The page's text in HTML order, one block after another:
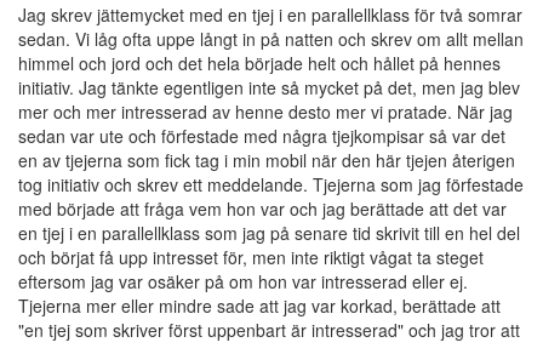
Jag skrev jättemycket med en tjej i en parallellklass för två somrar
sedan. Vi låg ofta uppe långt in på natten och skrev om allt mellan
himmel och jord och det hela började helt och hållet på hennes
initiativ. Jag tänkte egentligen inte så mycket på det, men jag blev
mer och mer intresserad av henne desto mer vi pratade. När jag
sedan var ute och förfestade med några tjejkompisar så var det
en av tjejerna som fick tag i min mobil när den här tjejen återigen
tog initiativ och skrev ett meddelande. Tjejerna som jag förfestade
med började att fråga vem hon var och jag berättade att det var
en tjej i en parallellklass som jag på senare tid skrivit till en hel del
och börjat få upp intresset för, men inte riktigt vågat ta steget
eftersom jag var osäker på om hon var intresserad eller ej.
Tjejerna mer eller mindre sade att jag var korkad, berättade att
"en tjej som skriver först uppenbart är intresserad" och jag tror att